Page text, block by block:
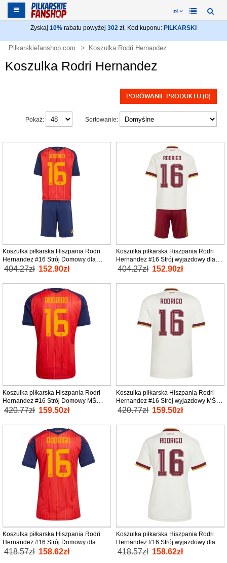
zł
Zyskaj 10% rabatu powyżej 302 zł, Kod kuponu: PILKARSKI
Pilkarskiefanshop.com Koszulka Rodri Hernandez
Koszulka Rodri Hernandez
PORÓWANIE PRODUKTU (0)
Sortowanie:
Pokaż:
Koszulka piłkarska Hiszpania Rodri
Hernandez #16 Strój Domowy dla
dzieci MŚ 2026 tanio Krótki Rękaw (+
404.27zł 152.90zł
Koszulka piłkarska Hiszpania Rodri
Hernandez #16 Strój wyjazdowy dla
dzieci MŚ 2026 tanio Krótki Rękaw (+
404.27zł 152.90zł
Koszulka piłkarska Hiszpania Rodri
Hernandez #16 Strój Domowy MŚ
2026 tanio Krótki Rękaw
420.77zł 159.50zł
Koszulka piłkarska Hiszpania Rodri
Hernandez #16 Strój wyjazdowy MŚ
2026 tanio Krótki Rękaw
420.77zł 159.50zł
Koszulka piłkarska Hiszpania Rodri
Hernandez #16 Strój Domowy dla
kobiety MŚ 2026 tanio Krótki Rękaw
418.57zł 158.62zł
Koszulka piłkarska Hiszpania Rodri
Hernandez #16 Strój wyjazdowy dla
kobiety MŚ 2026 tanio Krótki Rękaw
418.57zł 158.62zł